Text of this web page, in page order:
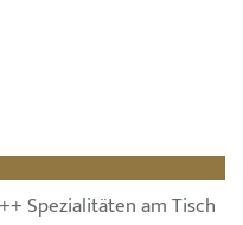
Spezialitäten am Tisch